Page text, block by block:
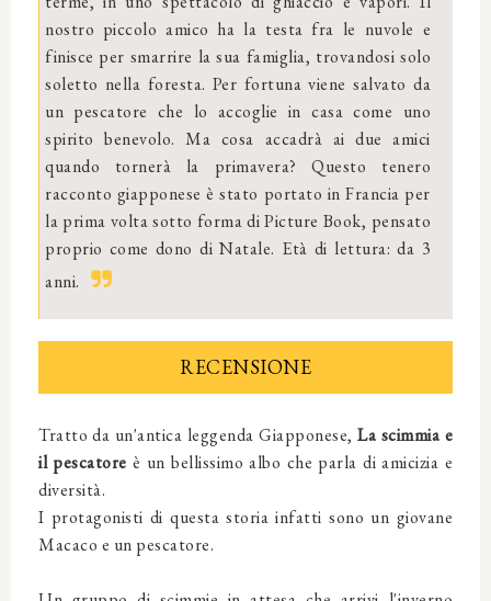
nostro piccolo amico ha la testa fra le nuvole e
finisce per smarrire la sua famiglia, trovandosi solo
soletto nella foresta. Per fortuna viene salvato da
un pescatore che lo accoglie in casa come uno
spirito benevolo. Ma cosa accadrà ai due amici
quando tornerà la primavera? Questo tenero
racconto giapponese è stato portato in Francia per
la prima volta sotto forma di Picture Book, pensato
proprio come dono di Natale. Età di lettura: da 3
anni.
RECENSIONE
Tratto da un'antica leggenda Giapponese,La scimmia e
il pescatore è un bellissimo albo che parla di amicizia e
diversità.
I protagonisti di questa storia infatti sono un giovane
Macaco e un pescatore.